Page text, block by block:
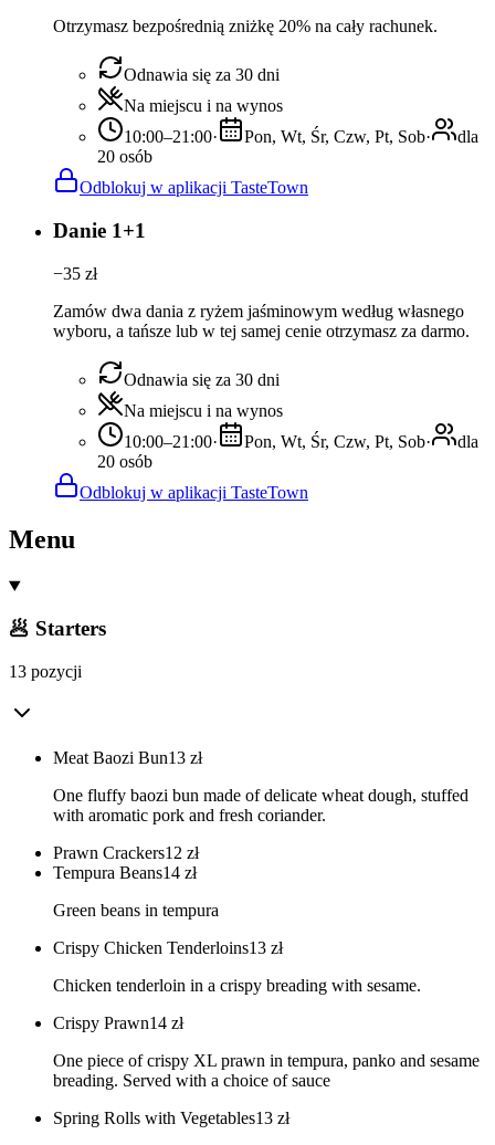
Otrzymasz bezpośrednią zniżkę 20% na cały rachunek.
Odnawia się za 30 dni
Na miejscu i na wynos
10:00–21:00· Pon, Wt, Śr, Czw, Pt, Sob·
dla
20 osób
Odblokuj w aplikacji TasteTown
Danie 1+1
−35 zł
Zamów dwa dania z ryżem jaśminowym według własnego
wyboru, a tańsze lub w tej samej cenie otrzymasz za darmo.
Odnawia się za 30 dni
Na miejscu i na wynos
10:00–21:00· Pon, Wt, Śr, Czw, Pt, Sob·
dla
20 osób
Odblokuj w aplikacji TasteTown
Menu
🥟 Starters
13 pozycji
Meat Baozi Bun13 zł
One fluffy baozi bun made of delicate wheat dough, stuffed
with aromatic pork and fresh coriander.
Prawn Crackers12 zł
Tempura Beans14 zł
Green beans in tempura
Crispy Chicken Tenderloins13 zł
Chicken tenderloin in a crispy breading with sesame.
Crispy Prawn14 zł
One piece of crispy XL prawn in tempura, panko and sesame
breading. Served with a choice of sauce
Spring Rolls with Vegetables13 zł